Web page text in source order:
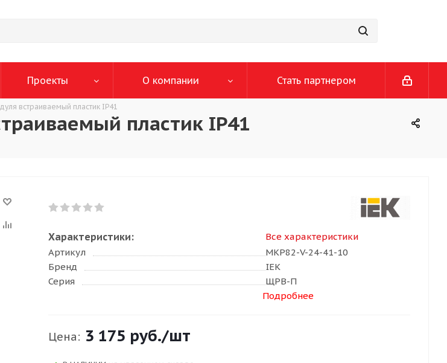
Проекты О компании Стать партнером
встраиваемый пластик IP41
пластик IP41
Характеристики:
Все характеристики
Артикул
MKP82-V-24-41-10
Бренд
IEK
Серия
ЩРВ-П
Подробнее
Цена: 3 175 руб./шт